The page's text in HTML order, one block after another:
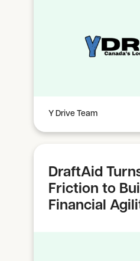
Y Drive Team
DraftAid
Friction to
Financial